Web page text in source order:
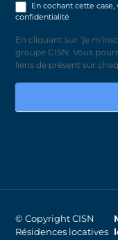
En cochant cette
confidentialité
En cliquant sur "je
groupe CISN. Vous
liens de présent sur
© Copyright CISN
Résidences locatives